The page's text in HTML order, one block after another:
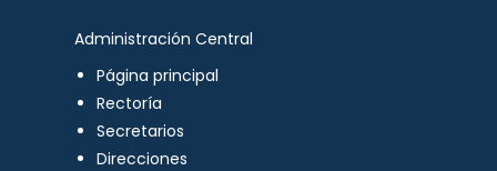
Administración Central
Página principal
Rectoría
Secretarios
Direcciones